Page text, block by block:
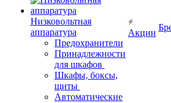
Низковольтная
аппаратура
Предохранители
Принадлежности
для шкафов
Шкафы, боксы,
щиты
Автоматические
Акции